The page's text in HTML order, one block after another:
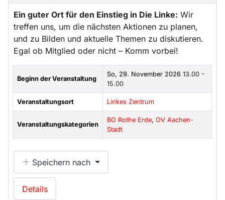
Ein guter Ort für den Einstieg in Die Linke: Wir
treffen uns, um die nächsten Aktionen zu planen,
und zu Bilden und aktuelle Themen zu diskutieren.
Egal ob Mitglied oder nicht – Komm vorbei!
Beginn der Veranstaltung
So, 29. November 202613.00 -
15.00
Veranstaltungsort Linkes Zentrum
Veranstaltungskategorien
BO Rothe Erde,OV Aachen-
Stadt
Speichern nach
Details